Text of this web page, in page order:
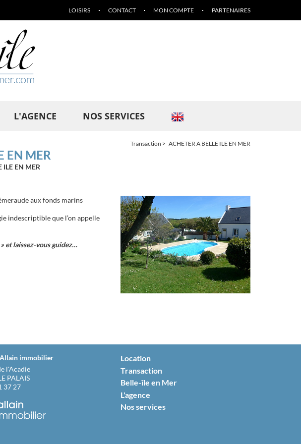
LOISIRS CONTACT MON COMPTE PARTENAIRES
L'AGENCE NOS SERVICES
Transaction ACHETER A BELLE ILE EN MER
EN MER
ILE EN MER
aux fonds marins
indescriptible que l’on appelle
et laissez-vous guidez…
immobilier
l'Acadie
PALAIS
37 27
Location
Transaction
Belle-île en Mer
L'agence
Nos services